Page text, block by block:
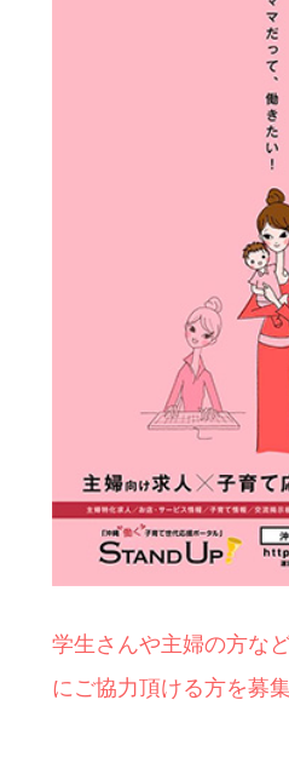
学生さんや主婦の方な
にご協力頂ける方を募